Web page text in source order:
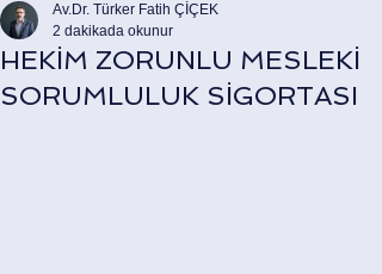
HEKİM ZORUNLU MESLEKİ
SORUMLULUK SİGORTASI
Av.Dr. Türker Fatih ÇİÇEK
2 dakikada okunur